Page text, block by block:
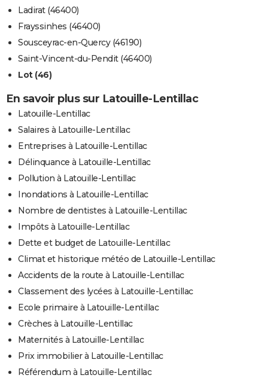
Ladirat (46400)
Frayssinhes (46400)
Sousceyrac-en-Quercy (46190)
Saint-Vincent-du-Pendit (46400)
Lot (46)
En savoir plus sur Latouille-Lentillac
Latouille-Lentillac
Salaires à Latouille-Lentillac
Entreprises à Latouille-Lentillac
Délinquance à Latouille-Lentillac
Pollution à Latouille-Lentillac
Inondations à Latouille-Lentillac
Nombre de dentistes à Latouille-Lentillac
Impôts à Latouille-Lentillac
Dette et budget de Latouille-Lentillac
Climat et historique météo de Latouille-Lentillac
Accidents de la route à Latouille-Lentillac
Classement des lycées à Latouille-Lentillac
Ecole primaire à Latouille-Lentillac
Crèches à Latouille-Lentillac
Maternités à Latouille-Lentillac
Prix immobilier à Latouille-Lentillac
Référendum à Latouille-Lentillac